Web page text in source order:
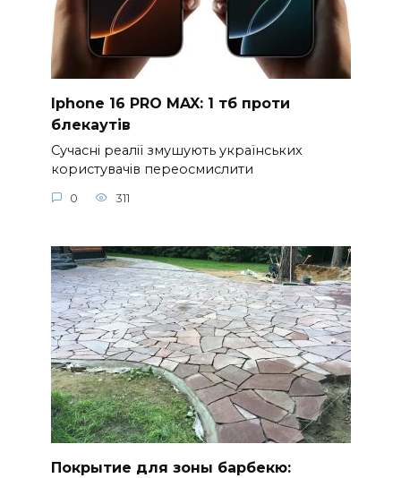
Iphone 16 PRO MAX: 1 тб проти
блекаутів
Сучасні реалії змушують українських
користувачів переосмислити
0 311
Покрытие для зоны барбекю: